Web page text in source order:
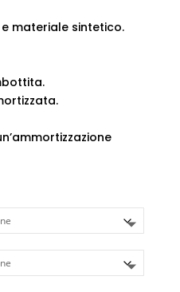
materiale sintetico.